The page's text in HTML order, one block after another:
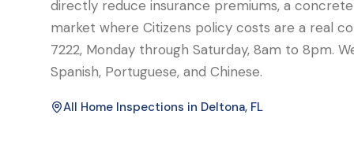
directly reduce insurance premiums, a
market where Citizens policy costs are a real
7222, Monday through Saturday, 8am to 8pm.
Spanish, Portuguese, and Chinese.
All Home Inspections in Deltona, FL